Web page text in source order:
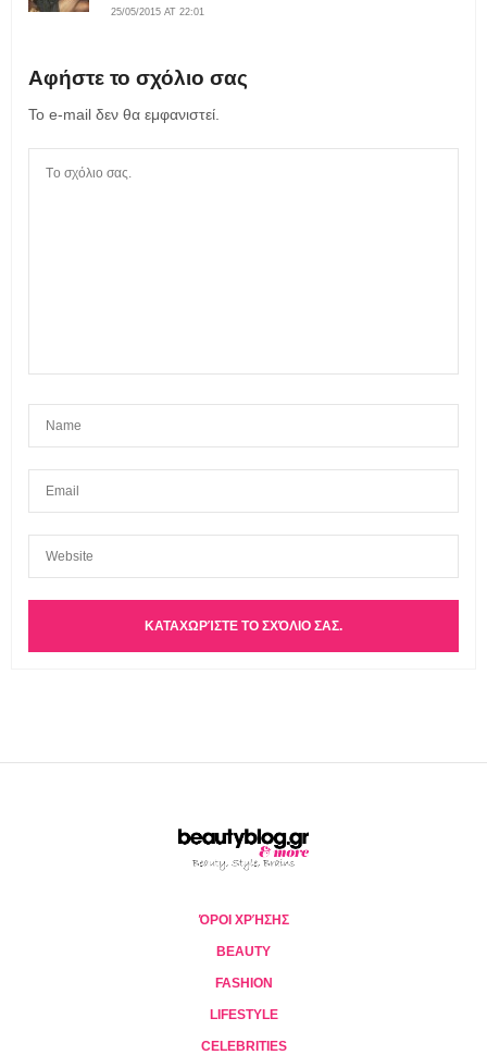
25/05/2015 AT 22:01
Αφήστε το σχόλιο σας
Το e-mail δεν θα εμφανιστεί.
ΌΡΟΙ ΧΡΉΣΗΣ
BEAUTY
FASHION
LIFESTYLE
CELEBRITIES